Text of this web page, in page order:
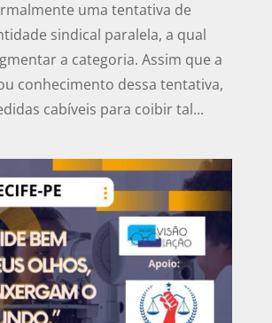
uma tentativa de
sindical paralela, a qual
a categoria. Assim que a
conhecimento dessa tentativa,
cabíveis para coibir tal...